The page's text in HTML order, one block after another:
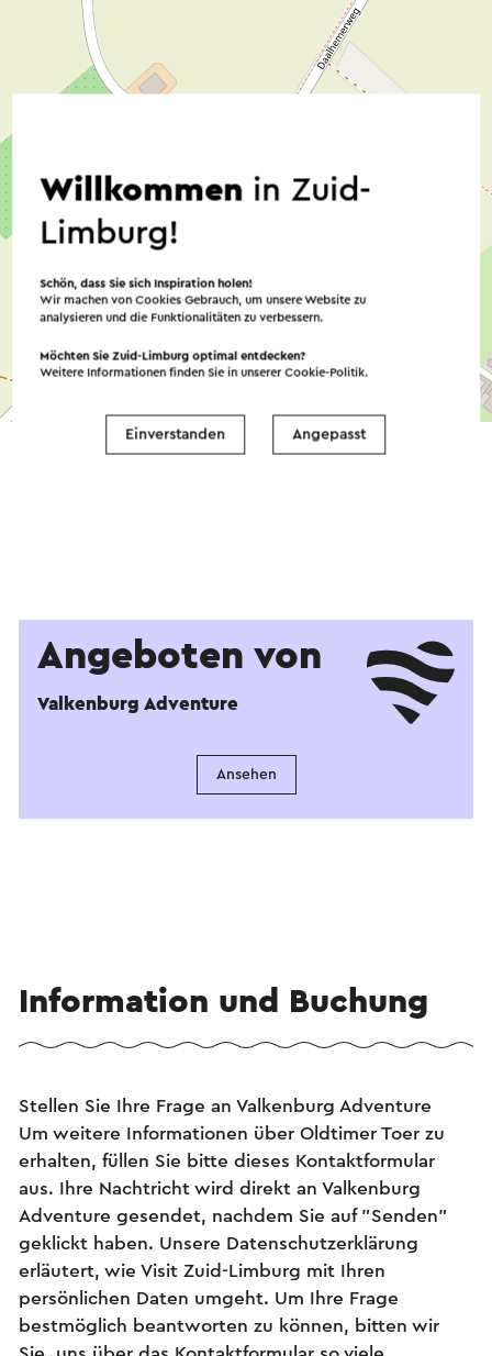
→ Planen Sie Ihre Route
Angeboten von
Valkenburg Adventure
Ansehen
Information und Buchung
Stellen Sie Ihre Frage an Valkenburg Adventure
Um weitere Informationen über Oldtimer Toer zu
erhalten, füllen Sie bitte dieses Kontaktformular
aus. Ihre Nachtricht wird direkt an Valkenburg
Adventure gesendet, nachdem Sie auf "Senden"
geklickt haben. Unsere Datenschutzerklärung
erläutert, wie Visit Zuid-Limburg mit Ihren
persönlichen Daten umgeht. Um Ihre Frage
bestmöglich beantworten zu können, bitten wir
Willkommen in Zuid-
Limburg!
Schön, dass Sie sich Inspiration holen!
Wir machen von Cookies Gebrauch, um unsere Website zu
analysieren und die Funktionalitäten zu verbessern.
Möchten Sie Zuid-Limburg optimal entdecken?
Weitere Informationen finden Sie in unsererCookie-Politik.
Einverstanden Angepasst